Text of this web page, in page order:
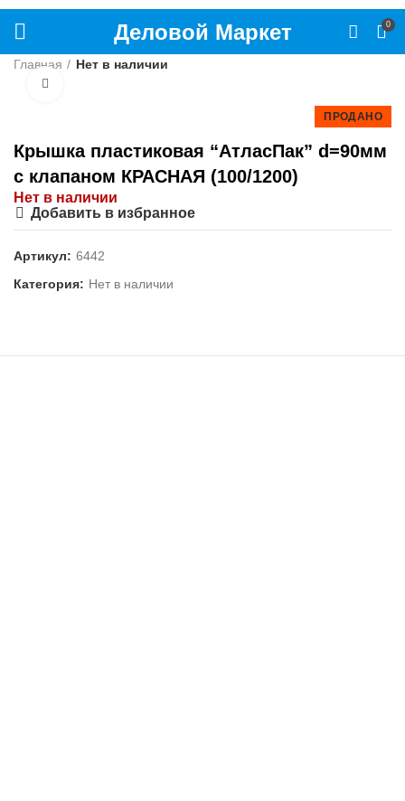
Деловой Маркет 0
Главная Нет в наличии
ПРОДАНО
Крышка пластиковая “АтласПак” d=90мм
с клапаном КРАСНАЯ (100/1200)
Нет в наличии
Добавить в избранное
Артикул: 6442
Категория: Нет в наличии